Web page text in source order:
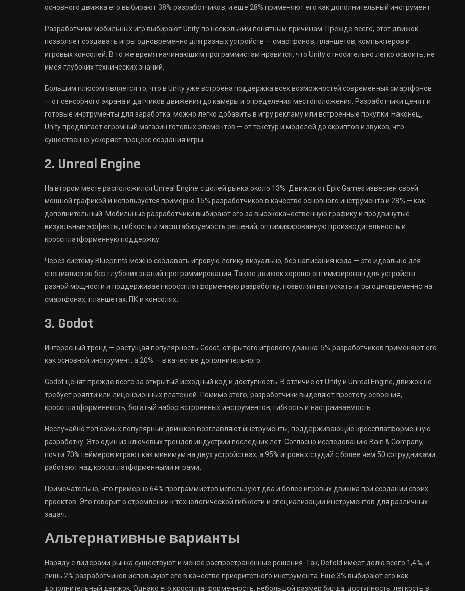
основного движка его выбирают 38% разработчиков, и еще 28% применяют его как дополнительный инструмент.
Разработчики мобильных игр выбирают Unity по нескольким понятным причинам. Прежде всего, этот движок
позволяет создавать игры одновременно для разных устройств — смартфонов, планшетов, компьютеров и
игровых консолей. В то же время начинающим программистам нравится, что Unity относительно легко освоить, не
имея глубоких технических знаний.
Большим плюсом является то, что в Unity уже встроена поддержка всех возможностей современных смартфонов
— от сенсорного экрана и датчиков движения до камеры и определения местоположения. Разработчики ценят и
готовые инструменты для заработка: можно легко добавить в игру рекламу или встроенные покупки. Наконец,
Unity предлагает огромный магазин готовых элементов — от текстур и моделей до скриптов и звуков, что
существенно ускоряет процесс создания игры.
2. Unreal Engine
На втором месте расположился Unreal Engine с долей рынка около 13%. Движок от Epic Games известен своей
мощной графикой и используется примерно 15% разработчиков в качестве основного инструмента и 28% — как
дополнительный. Мобильные разработчики выбирают его за высококачественную графику и продвинутые
визуальные эффекты, гибкость и масштабируемость решений, оптимизированную производительность и
кроссплатформенную поддержку.
Через систему Blueprints можно создавать игровую логику визуально, без написания кода — это идеально для
специалистов без глубоких знаний программирования. Также движок хорошо оптимизирован для устройств
разной мощности и поддерживает кроссплатформенную разработку, позволяя выпускать игры одновременно на
смартфонах, планшетах, ПК и консолях.
3. Godot
Интересный тренд — растущая популярность Godot, открытого игрового движка. 5% разработчиков применяют его
как основной инструмент, а 20% — в качестве дополнительного.
Godot ценят прежде всего за открытый исходный код и доступность. В отличие от Unity и Unreal Engine, движок не
требует роялти или лицензионных платежей. Помимо этого, разработчики выделяют простоту освоения,
кроссплатформенность, богатый набор встроенных инструментов, гибкость и настраиваемость.
Неслучайно топ самых популярных движков возглавляют инструменты, поддерживающие кроссплатформенную
разработку. Это один из ключевых трендов индустрии последних лет. Согласно исследованию Bain & Company,
почти 70% геймеров играют как минимум на двух устройствах, а 95% игровых студий с более чем 50 сотрудниками
работают над кроссплатформенными играми.
Примечательно, что примерно 64% программистов используют два и более игровых движка при создании своих
проектов. Это говорит о стремлении к технологической гибкости и специализации инструментов для различных
задач.
Альтернативные варианты
Наряду с лидерами рынка существуют и менее распространенные решения. Так, Defold имеет долю всего 1,4%, и
лишь 2% разработчиков используют его в качестве приоритетного инструмента. Еще 3% выбирают его как
дополнительный движок. Однако его кроссплатформенность, небольшой размер билда, доступность, легкость в